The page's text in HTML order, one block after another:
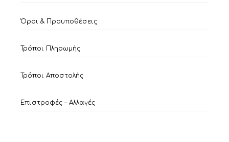
Όροι & Προυποθέσεις
Τρόποι Πληρωμής
Τρόποι Αποστολής
Επιστροφές – Αλλαγές